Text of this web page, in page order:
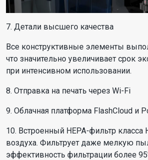
7. Детали высшего качества
Все конструктивные элементы
что значительно увеличивает срок
при интенсивном использовании.
8. Отправка на печать через Wi-Fi
9. Облачная платформа FlashCloud и
10. Встроенный HEPA-фильтр класса
воздуха. Фильтрует даже мелкую
эффективность фильтрации более